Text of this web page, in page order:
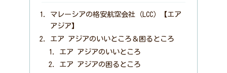
マレーシアの格安航空会社（LCC）【エア
アジア】
エア アジアのいいところ＆困るところ
エア アジアのいいところ
エア アジアの困るところ